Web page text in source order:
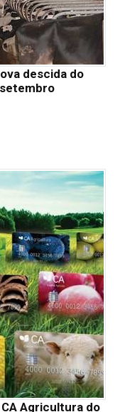
descida do
Agricultura do